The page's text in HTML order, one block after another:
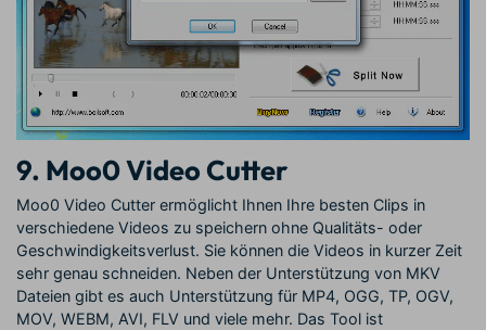
9. Moo0 Video Cutter
Moo0 Video Cutter ermöglicht Ihnen Ihre besten Clips in
verschiedene Videos zu speichern ohne Qualitäts- oder
Geschwindigkeitsverlust. Sie können die Videos in kurzer Zeit
sehr genau schneiden. Neben der Unterstützung von MKV
Dateien gibt es auch Unterstützung für MP4, OGG, TP, OGV,
MOV, WEBM, AVI, FLV und viele mehr. Das Tool ist